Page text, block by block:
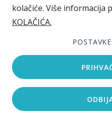
Od Crikvenice na sjeveru
putnike željne avanture
Doznajte više
kolačiće. Više informacija
KOLAČIĆA.